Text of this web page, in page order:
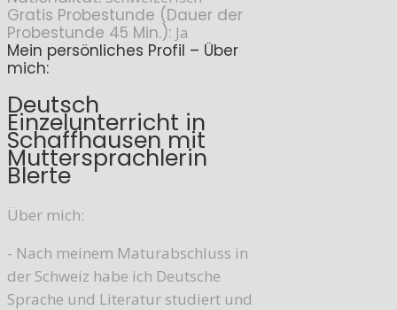
Gratis Probestunde (Dauer der
Probestunde 45 Min.): Ja
Mein persönliches Profil – Über
mich:
Deutsch
Einzelunterricht in
Schaffhausen mit
Muttersprachlerin
Blerte
Über mich:
- Nach meinem Maturabschluss in
der Schweiz habe ich Deutsche
Sprache und Literatur studiert und